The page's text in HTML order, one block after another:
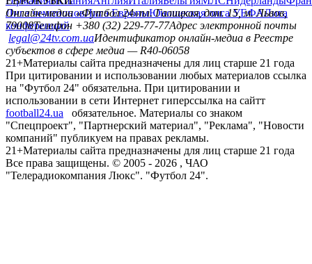
Лига чемпионовЛига ЕвропыЮношеская лига УЕФАЛига
конференций
Онлайн-медиа «Футбол 24»пл. Галицкая, дом. 15, м. Львов,
79008Телефон +380 (32) 229-77-77Адрес электронной почты
legal@24tv.com.uaИдентификатор онлайн-медиа в Реестре
субъектов в сфере медиа — R40-06058
21+Материалы сайта предназначены для лиц старше 21 года
При цитировании и использовании любых материалов ссылка
на "Футбол 24" обязательна. При цитировании и
использовании в сети Интернет гиперссылка на сайтт
football24.ua
обязательное. Материалы со знаком
"Спецпроект", "Партнерский материал", "Реклама", "Новости
компаний" публикуем на правах рекламы.
21+Материалы сайта предназначены для лиц старше 21 года
Все права защищены. © 2005 - 2026 , ЧАО
"Телерадиокомпания Люкс". "Футбол 24".